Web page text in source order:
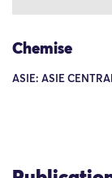
Chemise
ASIE: ASIE